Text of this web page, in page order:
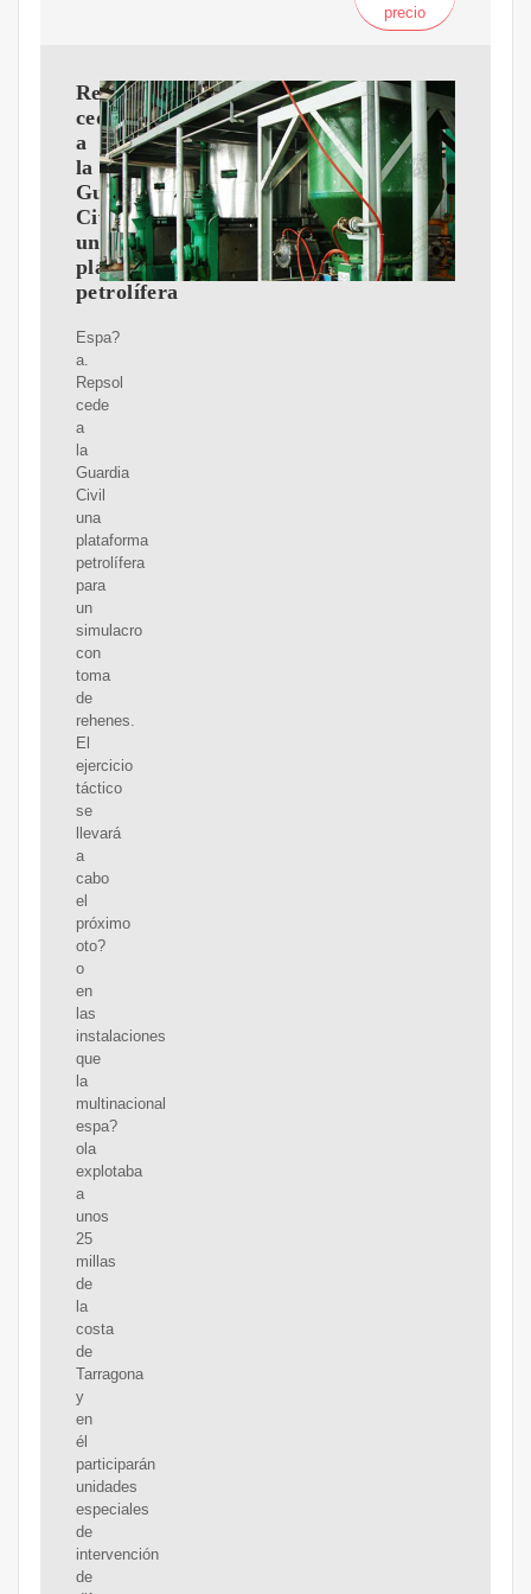
precio
Repsol
cede
a
la
Guardia
Civil
una
plataforma
petrolífera
Espa?
a.
Repsol
cede
a
la
Guardia
Civil
una
plataforma
petrolífera
para
un
simulacro
con
toma
de
rehenes.
El
ejercicio
táctico
se
llevará
a
cabo
el
próximo
oto?
o
en
las
instalaciones
que
la
multinacional
espa?
ola
explotaba
a
unos
25
millas
de
la
costa
de
Tarragona
y
en
él
participarán
unidades
especiales
de
intervención
de